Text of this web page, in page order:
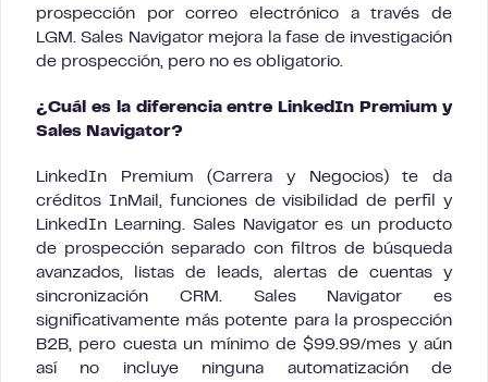
prospección por correo electrónico a través de
LGM. Sales Navigator mejora la fase de investigación
de prospección, pero no es obligatorio.
¿Cuál es la diferencia entre LinkedIn Premium y
Sales Navigator?
LinkedIn Premium (Carrera y Negocios) te da
créditos InMail, funciones de visibilidad de perfil y
LinkedIn Learning. Sales Navigator es un producto
de prospección separado con filtros de búsqueda
avanzados, listas de leads, alertas de cuentas y
sincronización CRM. Sales Navigator es
significativamente más potente para la prospección
B2B, pero cuesta un mínimo de $99.99/mes y aún
así no incluye ninguna automatización de